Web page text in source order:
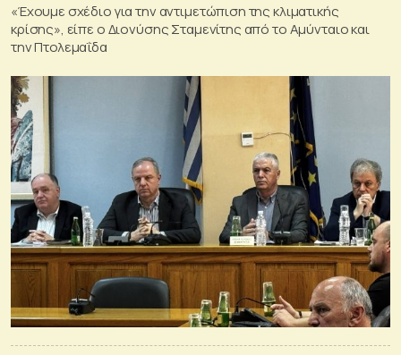
«Έχουμε σχέδιο για την αντιμετώπιση της κλιματικής
κρίσης», είπε ο Διονύσης Σταμενίτης από το Αμύνταιο και
την Πτολεμαΐδα